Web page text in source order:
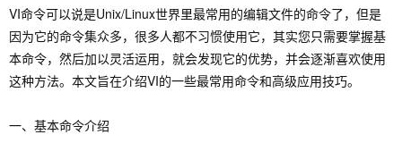
VI命令可以说是Unix/Linux世界里最常用的编辑文件的命令了，但是
因为它的命令集众多，很多人都不习惯使用它，其实您只需要掌握基
本命令，然后加以灵活运用，就会发现它的优势，并会逐渐喜欢使用
这种方法。本文旨在介绍VI的一些最常用命令和高级应用技巧。
一、基本命令介绍